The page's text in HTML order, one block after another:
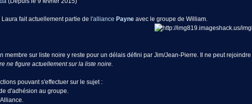
Laura fait actuellement partie de l'alliance Payneavec le groupe de William.
membre sur liste noire y reste pour un délais défini par Jim/Jean-Pierre. Il ne peut
ne figure actuellement sur la liste noire.
pouvant s'effectuer sur le sujet :
d'adhésion au groupe.